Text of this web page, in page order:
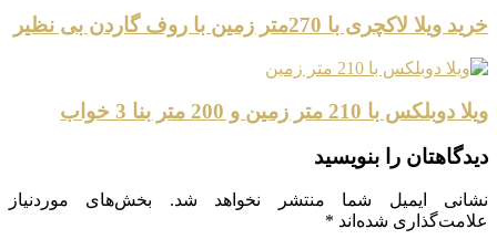
خرید ویلا لاکچری با 270متر زمین با روف گاردن بی نظیر
ویلا دوبلکس با 210 متر زمین و 200 متر بنا 3 خواب
دیدگاهتان را بنویسید
نشانی ایمیل شما منتشر نخواهد شد.
بخش‌های موردنیاز
علامت‌گذاری شده‌اند *